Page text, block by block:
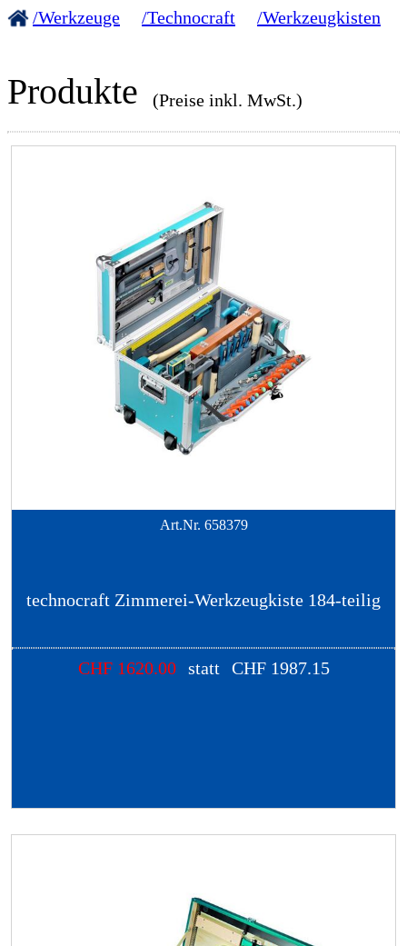
/Werkzeuge /Technocraft /Werkzeugkisten
Produkte (Preise inkl. MwSt.)
Art.Nr. 658379
technocraft Zimmerei-Werkzeugkiste 184-teilig
CHF 1620.00 statt CHF 1987.15